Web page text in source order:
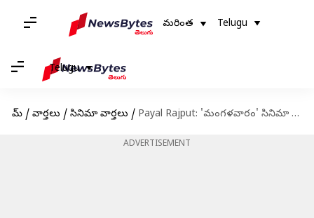
మరింత Telugu
Telugu
హోమ్ / వార్తలు / సినిమా వార్తలు / Payal Rajput: 'మంగళవారం' సినిమా రిలీజ్.. పాయల్ రాజ్‌పుత్ ఎమోషనల్ (వీడియో)
ADVERTISEMENT